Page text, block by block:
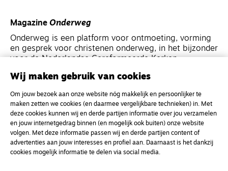
Magazine Onderweg
Onderweg is een platform voor ontmoeting, vorming
en gesprek voor christenen onderweg, in het bijzonder
voor de Nederlandse Gereformeerde Kerken.
Kvk-nummer 33277063
NL46 INGB 0117 5827 86
info@onderwegonline.nl
Wij maken gebruik van cookies
Om jouw bezoek aan onze website nóg makkelijk en persoonlijker te
maken zetten we cookies (en daarmee vergelijkbare technieken) in. Met
deze cookies kunnen wij en derde partijen informatie over jou verzamelen
en jouw internetgedrag binnen (en mogelijk ook buiten) onze website
volgen. Met deze informatie passen wij en derde partijen content of
advertenties aan jouw interesses en profiel aan. Daarnaast is het dankzij
cookies mogelijk informatie te delen via social media.